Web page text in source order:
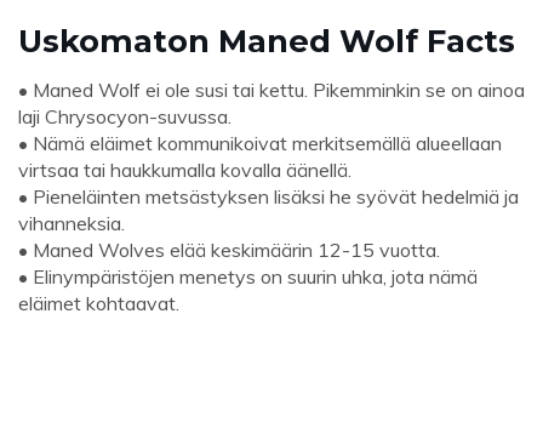
Uskomaton Maned Wolf Facts
• Maned Wolf ei ole susi tai kettu. Pikemminkin se on ainoa
laji Chrysocyon-suvussa.
• Nämä eläimet kommunikoivat merkitsemällä alueellaan
virtsaa tai haukkumalla kovalla äänellä.
• Pieneläinten metsästyksen lisäksi he syövät hedelmiä ja
vihanneksia.
• Maned Wolves elää keskimäärin 12-15 vuotta.
• Elinympäristöjen menetys on suurin uhka, jota nämä
eläimet kohtaavat.